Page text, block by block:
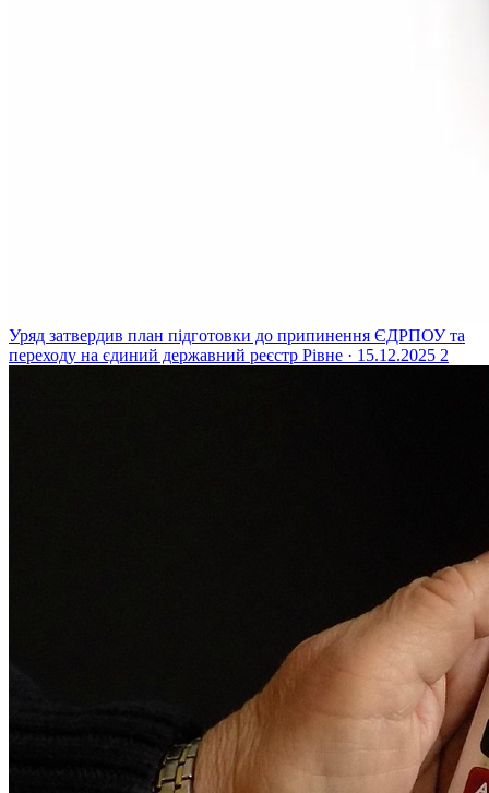
Уряд затвердив план підготовки до припинення ЄДРПОУ та
переходу на єдиний державний реєстр Рівне · 15.12.2025 2